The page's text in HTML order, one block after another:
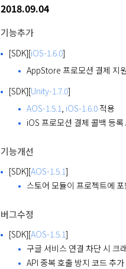
2018.09.04
기능추가
[SDK][iOS-1.6.0]
AppStore 프로모션 결제 지
[SDK][Unity-1.7.0]
AOS-1.5.1 iOS-1.6.0 적용
iOS 프로모션 결제 콜백 등록
기능개선
[SDK][AOS-1.5.1]
스토어 모듈이 프로젝트에
버그수정
[SDK][AOS-1.5.1]
구글 서비스 연결 차단 시 크
API 중복 호출 방지 코드 추가